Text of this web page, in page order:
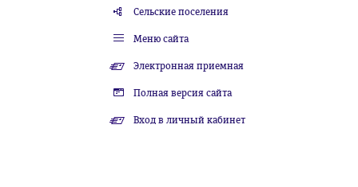
Сельские поселения
Меню сайта
Электронная приемная
Полная версия сайта
Вход в личный кабинет